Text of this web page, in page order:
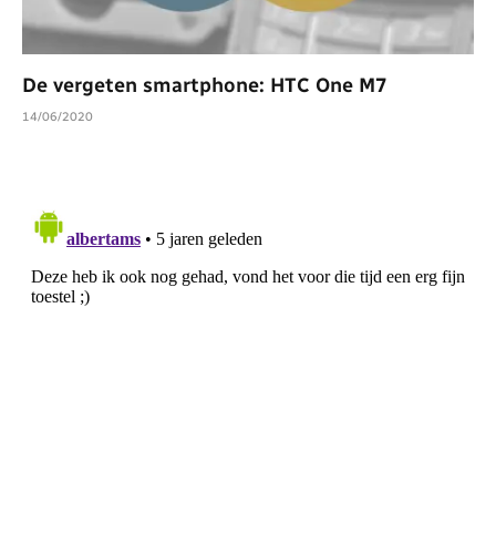
De vergeten smartphone: HTC One M7
14/06/2020